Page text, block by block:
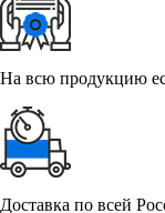
На всю продукцию
Доставка по всей